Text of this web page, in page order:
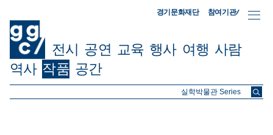
경기문화재단 참여기관/
전시 공연 교육 행사 여행 사람
역사 작품 공간
ggc/